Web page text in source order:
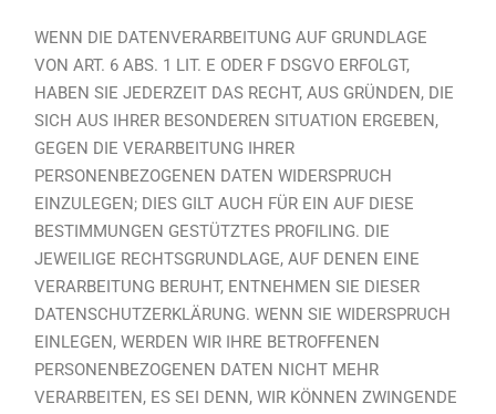
WENN DIE DATENVERARBEITUNG AUF GRUNDLAGE
VON ART. 6 ABS. 1 LIT. E ODER F DSGVO ERFOLGT,
HABEN SIE JEDERZEIT DAS RECHT, AUS GRÜNDEN, DIE
SICH AUS IHRER BESONDEREN SITUATION ERGEBEN,
GEGEN DIE VERARBEITUNG IHRER
PERSONENBEZOGENEN DATEN WIDERSPRUCH
EINZULEGEN; DIES GILT AUCH FÜR EIN AUF DIESE
BESTIMMUNGEN GESTÜTZTES PROFILING. DIE
JEWEILIGE RECHTSGRUNDLAGE, AUF DENEN EINE
VERARBEITUNG BERUHT, ENTNEHMEN SIE DIESER
DATENSCHUTZERKLÄRUNG. WENN SIE WIDERSPRUCH
EINLEGEN, WERDEN WIR IHRE BETROFFENEN
PERSONENBEZOGENEN DATEN NICHT MEHR
VERARBEITEN, ES SEI DENN, WIR KÖNNEN ZWINGENDE